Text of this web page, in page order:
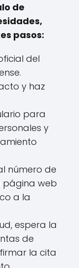
de
pasos:
del
y haz
para
y
número de
página web
a la
espera la
de
la cita